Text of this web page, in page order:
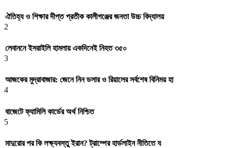
ঐতিহ্য ও শিক্ষার দীপ্ত প্রতীক কালীগঞ্জের জনতা উচ্চ বিদ্যালয়
2
লেবাননে ইসরাইলি হামলায় একদিনেই নিহত ৩৫০
3
আজকের মুদ্রাবাজার: জেনে নিন ডলার ও রিয়ালের সর্বশেষ বিনিময় হা
4
বাজেটে ফ্যামিলি কার্ডের অর্থ নিশ্চিত
5
মাদুরোর পর কি লক্ষ্যবস্তু ইরান? ট্রাম্পের হার্ডলাইন নীতিতে য